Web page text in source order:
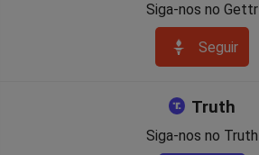
Siga-nos no Gettr
Seguir
Truth
Siga-nos no Truth